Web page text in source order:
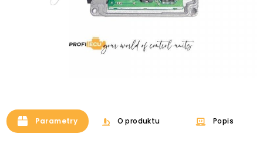
Parametry O produktu Popis